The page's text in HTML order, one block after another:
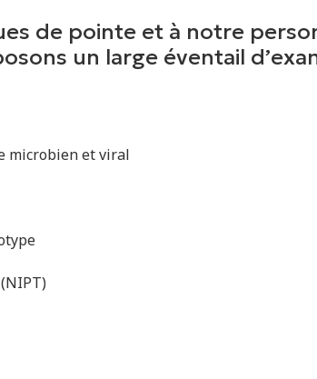
de pointe et à notre
un large éventail
microbien et viral